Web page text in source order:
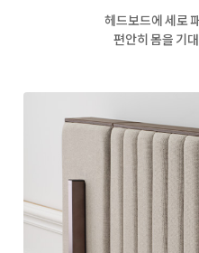
헤드보드에 세로
편안히 몸을 기